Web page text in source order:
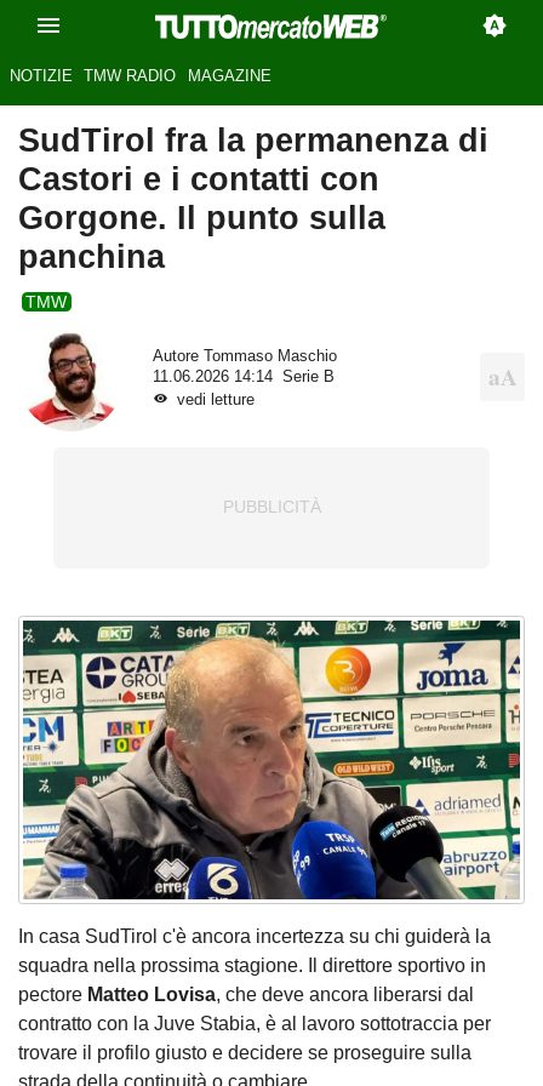
NOTIZIE TMW RADIO MAGAZINE
SudTirol fra la permanenza di
Castori e i contatti con
Gorgone. Il punto sulla
panchina
TMW
Autore
Tommaso Maschio
11.06.2026 14:14
Serie B
vedi letture
In casa SudTirol c'è ancora incertezza su chi guiderà la
squadra nella prossima stagione. Il direttore sportivo in
pectore Matteo Lovisa, che deve ancora liberarsi dal
contratto con la Juve Stabia, è al lavoro sottotraccia per
trovare il profilo giusto e decidere se proseguire sulla
strada della continuità o cambiare.